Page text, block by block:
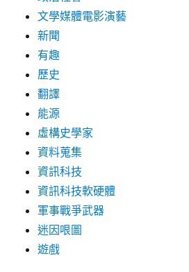
文學媒體電影演藝
新聞
有趣
歷史
翻譯
能源
虛構史學家
資料蒐集
資訊科技
資訊科技軟硬體
軍事戰爭武器
迷因哏圖
遊戲